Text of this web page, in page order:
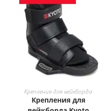
ВЫБЕРИТЕ ПАРАМЕТРЫ
товар
имеет
несколько
Крепления для вейкборда
Крепления для